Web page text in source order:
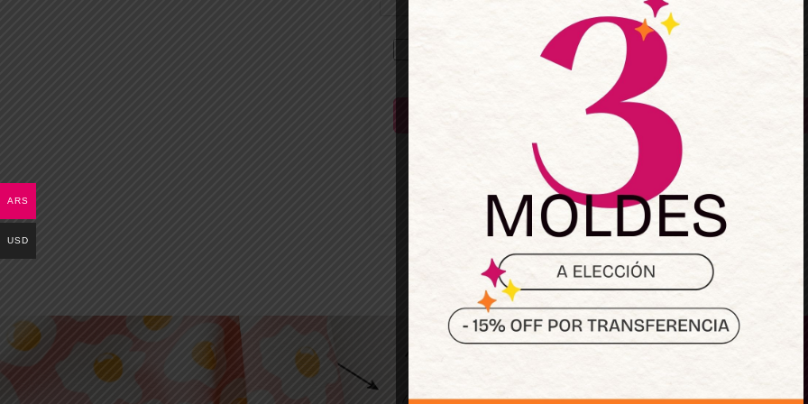
Mantenerme conectado ¿Olvidaste la
Acceder
¿No tienes una cuenta? Regístrate ahora
ARS
USD